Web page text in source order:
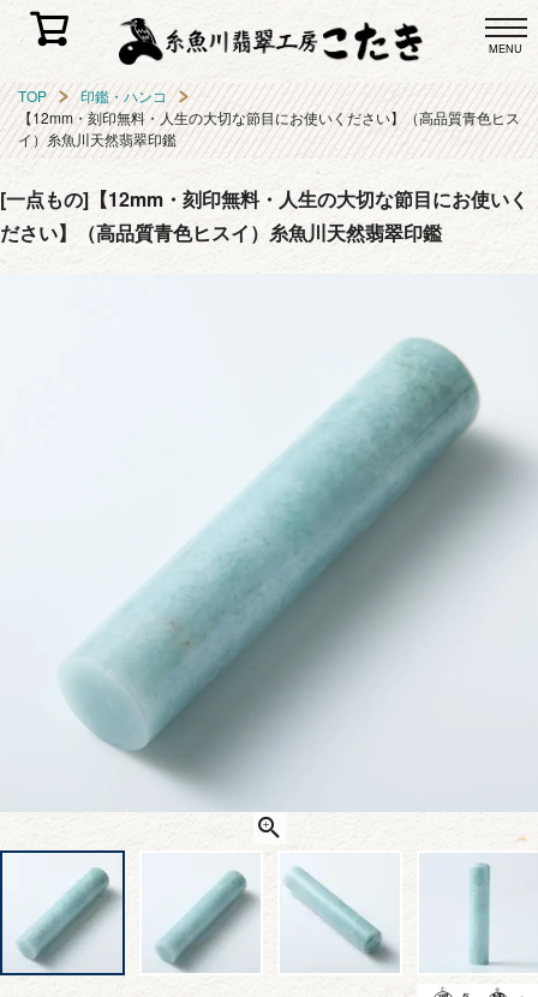
MENU
TOP
印鑑・ハンコ
【12mm・刻印無料・人生の大切な節目にお使いください】（高品質青色ヒス
イ）糸魚川天然翡翠印鑑
[一点もの]【12mm・刻印無料・人生の大切な節目にお使いく
ださい】（高品質青色ヒスイ）糸魚川天然翡翠印鑑